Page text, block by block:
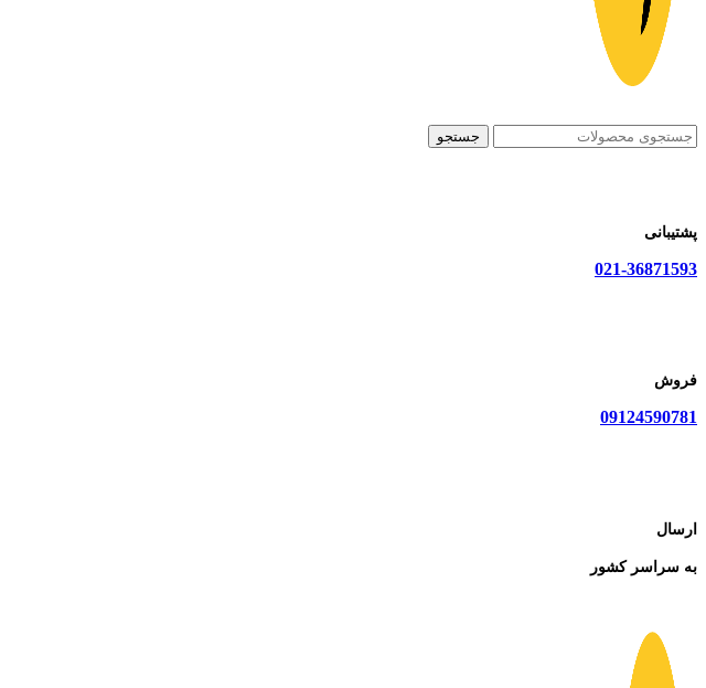
جستجو
پشتیبانی
021-36871593
فروش
09124590781
ارسال
به سراسر کشور